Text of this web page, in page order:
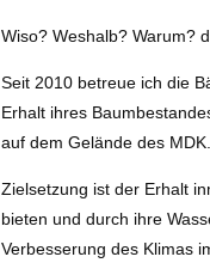
Wiso? Weshalb? Warum?
Seit 2010 betreue ich die
Erhalt ihres
auf dem Gelände des MDK.
Zielsetzung ist der Erhalt
bieten und durch ihre
Verbesserung des Klimas